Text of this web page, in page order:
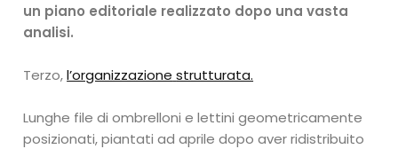
un piano editoriale realizzato dopo una vasta
analisi.
Terzo,l’organizzazione strutturata.
Lunghe file di ombrelloni e lettini geometricamente
posizionati, piantati ad aprile dopo aver ridistribuito